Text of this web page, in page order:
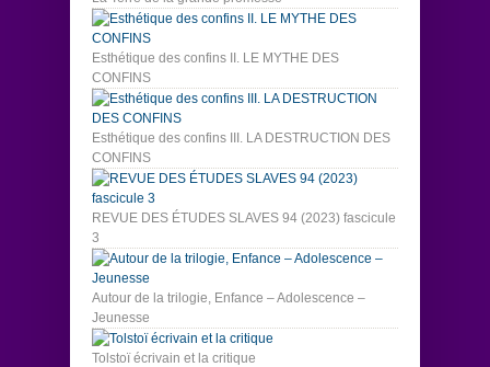
Esthétique des confins II. LE MYTHE DES
CONFINS
Esthétique des confins III. LA DESTRUCTION DES
CONFINS
REVUE DES ÉTUDES SLAVES 94 (2023) fascicule
3
Autour de la trilogie, Enfance – Adolescence –
Jeunesse
Tolstoï écrivain et la critique